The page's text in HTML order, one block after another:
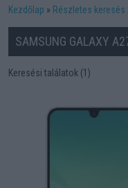
Kezdőlap Részletes keresés
SAMSUNG GALAXY
Keresési találatok (1)